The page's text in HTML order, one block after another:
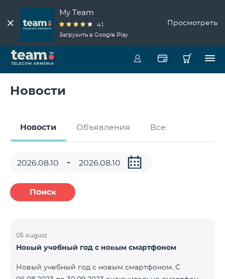
My Team
4.1
Загрузить в Google Play
Просмотреть
Новости
Новости Объявления Все
Поиск
05 August
Новый учебный год с новым смартфоном
Новый учебный год с новым смартфоном. С